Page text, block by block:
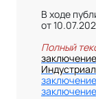
В ходе
от
Полный